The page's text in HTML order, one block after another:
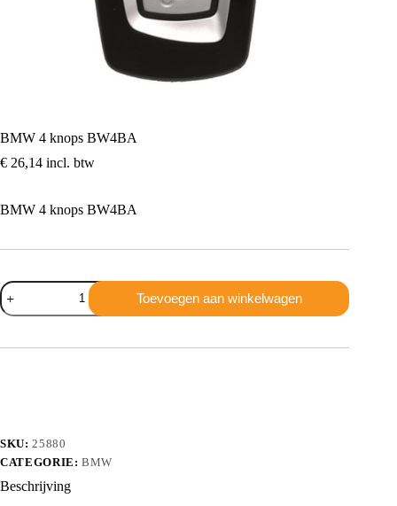
BMW 4 knops BW4BA
€ 26,14 incl. btw
BMW 4 knops BW4BA
BMW
4
knops
aantal
Toevoegen aan winkelwagen
SKU:25880
CATEGORIE:BMW
Beschrijving